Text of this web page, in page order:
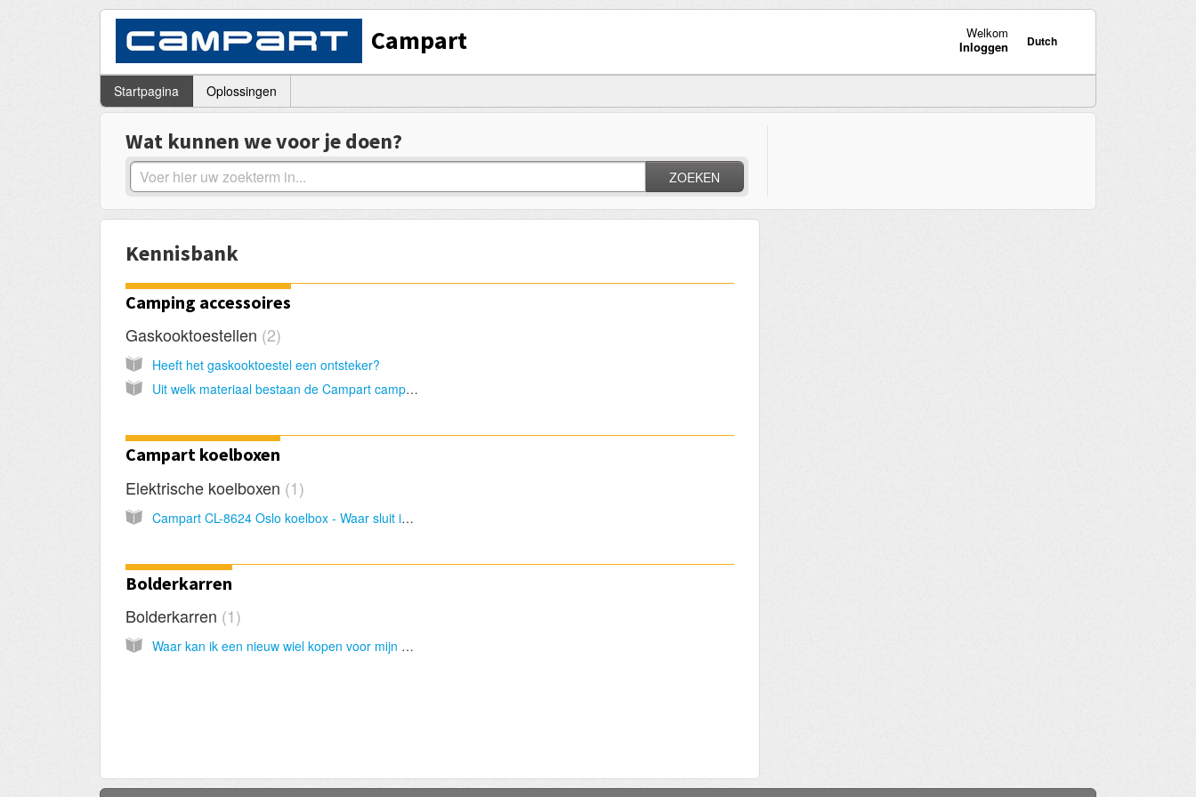
Campart Dutch
Welkom
Inloggen
Startpagina Oplossingen
Wat kunnen we voor je doen?
ZOEKEN
Kennisbank
Camping accessoires
Gaskooktoestellen 2
Heeft het gaskooktoestel een ontsteker?
Uit welk materiaal bestaan de Campart campingkeukens en zijn ze waterbestendig?
Campart koelboxen
Elektrische koelboxen 1
Campart CL-8624 Oslo koelbox - Waar sluit ik de koelbox aan en moet de motor lopen om hem te laten koelen?
Bolderkarren
Bolderkarren 1
Waar kan ik een nieuw wiel kopen voor mijn Campart HC-0915 opvouwbare bolderwagen?